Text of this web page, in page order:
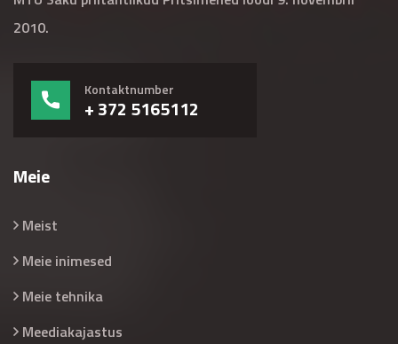
2010.
Kontaktnumber
+ 372 5165112
Meie
Meist
Meie inimesed
Meie tehnika
Meediakajastus